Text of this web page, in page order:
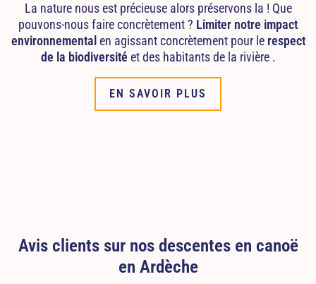
La nature nous est précieuse alors préservons la ! Que
pouvons-nous faire concrètement ? Limiter notre impact
environnemental en agissant concrètement pour le respect
de la biodiversité et des habitants de la rivière .
EN SAVOIR PLUS
Avis clients sur nos descentes en canoë
en Ardèche